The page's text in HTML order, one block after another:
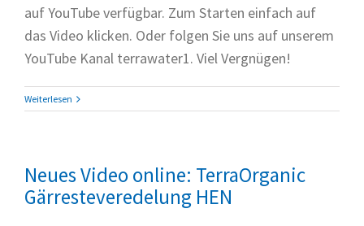
auf YouTube verfügbar. Zum Starten einfach auf
das Video klicken. Oder folgen Sie uns auf unserem
YouTube Kanal terrawater1. Viel Vergnügen!
Weiterlesen
Neues Video online: TerraOrganic
Gärresteveredelung HEN